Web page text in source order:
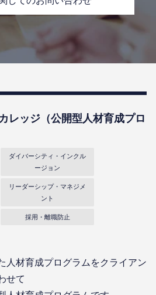
レッジ（公開型⼈材育成プロ
ダイバーシティ・インクル
ージョン
リーダーシップ・マネジメ
ント
採用・離職防止
人材育成プログラムをクライアン
せて